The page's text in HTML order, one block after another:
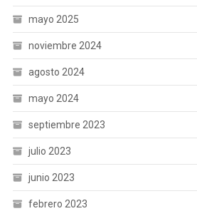
mayo 2025
noviembre 2024
agosto 2024
mayo 2024
septiembre 2023
julio 2023
junio 2023
febrero 2023